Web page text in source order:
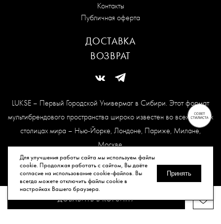
Для улучшения работы сайта мы используем файлы
cookie. Продолжая работать с сайтом, Вы даёте
согласие на использование cookie-файлов. Вы
всегда можете отключить файлы cookie в
настройках Вашего браузера.
Принять
ДОБАВИТЬ В КОРЗИНУ
LUKSE – Первый Городской Универмаг в Сибири. Этот формат
мультибрендового пространства широко известен во всех модных
столицах мира – Нью-Йорке, Лондоне, Париже, Милане,
Москве.
Карта сайта
© Все права защищены, 2026.
Контакты
Публичная оферта
ДОСТАВКА
ВОЗВРАТ